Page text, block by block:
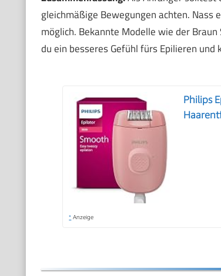
gleichmäßige Bewegungen achten.
möglich. Bekannte Modelle wie der
du ein besseres Gefühl fürs Epilieren
Philips
* Anzeige